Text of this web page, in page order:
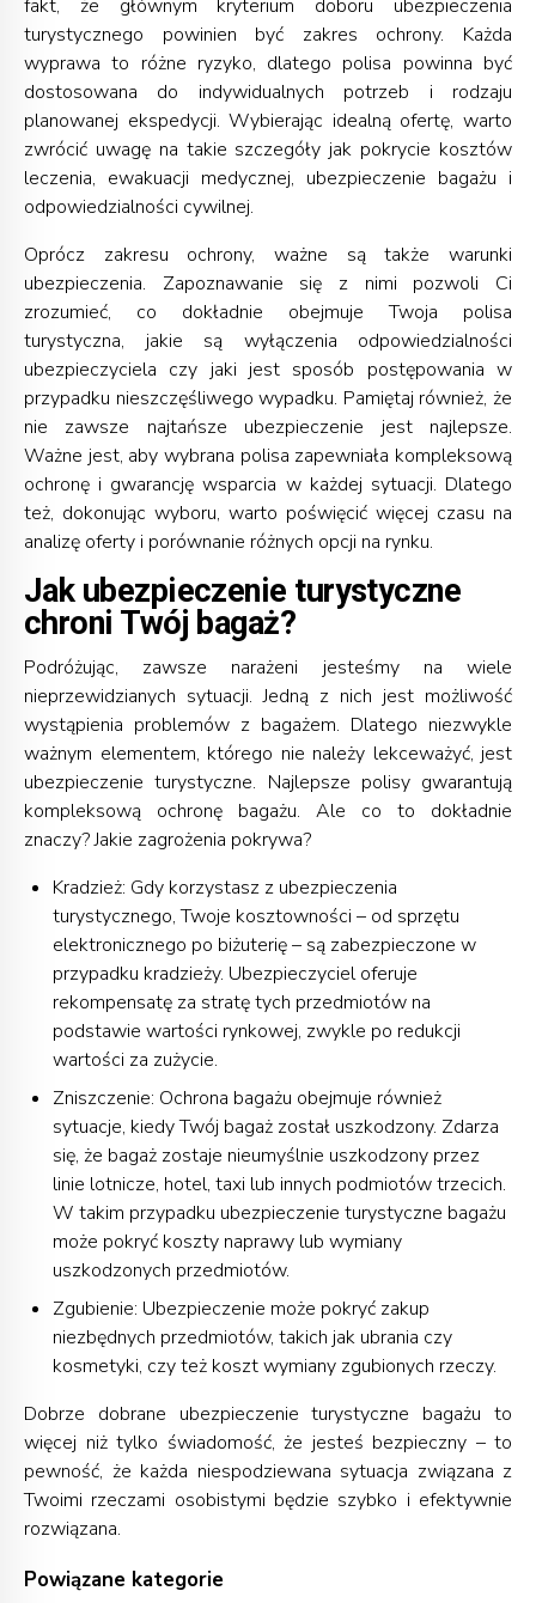
fakt, że głównym kryterium doboru ubezpieczenia
turystycznego powinien być zakres ochrony. Każda
wyprawa to różne ryzyko, dlatego polisa powinna być
dostosowana do indywidualnych potrzeb i rodzaju
planowanej ekspedycji. Wybierając idealną ofertę, warto
zwrócić uwagę na takie szczegóły jak pokrycie kosztów
leczenia, ewakuacji medycznej, ubezpieczenie bagażu i
odpowiedzialności cywilnej.
Oprócz zakresu ochrony, ważne są także warunki
ubezpieczenia. Zapoznawanie się z nimi pozwoli Ci
zrozumieć, co dokładnie obejmuje Twoja polisa
turystyczna, jakie są wyłączenia odpowiedzialności
ubezpieczyciela czy jaki jest sposób postępowania w
przypadku nieszczęśliwego wypadku. Pamiętaj również, że
nie zawsze najtańsze ubezpieczenie jest najlepsze.
Ważne jest, aby wybrana polisa zapewniała kompleksową
ochronę i gwarancję wsparcia w każdej sytuacji. Dlatego
też, dokonując wyboru, warto poświęcić więcej czasu na
analizę oferty i porównanie różnych opcji na rynku.
Jak ubezpieczenie turystyczne
chroni Twój bagaż?
Podróżując, zawsze narażeni jesteśmy na wiele
nieprzewidzianych sytuacji. Jedną z nich jest możliwość
wystąpienia problemów z bagażem. Dlatego niezwykle
ważnym elementem, którego nie należy lekceważyć, jest
ubezpieczenie turystyczne. Najlepsze polisy gwarantują
kompleksową ochronę bagażu. Ale co to dokładnie
znaczy? Jakie zagrożenia pokrywa?
Kradzież: Gdy korzystasz z ubezpieczenia
turystycznego, Twoje kosztowności – od sprzętu
elektronicznego po biżuterię – są zabezpieczone w
przypadku kradzieży. Ubezpieczyciel oferuje
rekompensatę za stratę tych przedmiotów na
podstawie wartości rynkowej, zwykle po redukcji
wartości za zużycie.
Zniszczenie: Ochrona bagażu obejmuje również
sytuacje, kiedy Twój bagaż został uszkodzony. Zdarza
się, że bagaż zostaje nieumyślnie uszkodzony przez
linie lotnicze, hotel, taxi lub innych podmiotów trzecich.
W takim przypadku ubezpieczenie turystyczne bagażu
może pokryć koszty naprawy lub wymiany
uszkodzonych przedmiotów.
Zgubienie: Ubezpieczenie może pokryć zakup
niezbędnych przedmiotów, takich jak ubrania czy
kosmetyki, czy też koszt wymiany zgubionych rzeczy.
Dobrze dobrane ubezpieczenie turystyczne bagażu to
więcej niż tylko świadomość, że jesteś bezpieczny – to
pewność, że każda niespodziewana sytuacja związana z
Twoimi rzeczami osobistymi będzie szybko i efektywnie
rozwiązana.
Powiązane kategorie